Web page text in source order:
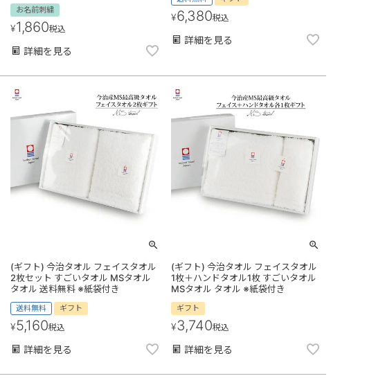
お名前刺繍
¥1,860税込
詳細を見る
¥6,380税込
詳細を見る
(ギフト) 今治タオル フェイスタオル
2枚セット すごいタオル MSタオル
タオル 送料無料 ※紙袋付き
送料無料 ギフト
¥5,160税込
詳細を見る
(ギフト) 今治タオル フェイスタオル
1枚＋ハンドタオル1枚 すごいタオル
MSタオル タオル ※紙袋付き
ギフト
¥3,740税込
詳細を見る